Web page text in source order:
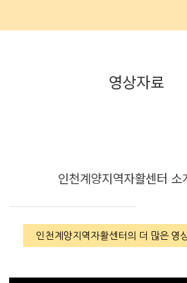
영상자료
인천계양지역자활센터 소
인천계양지역자활센터의 더 많은 영